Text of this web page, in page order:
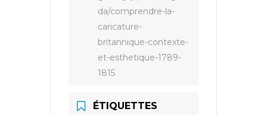
da/comprendre-la-
caricature-
britannique-contexte-
et-esthetique-1789-
1815
ÉTIQUETTES